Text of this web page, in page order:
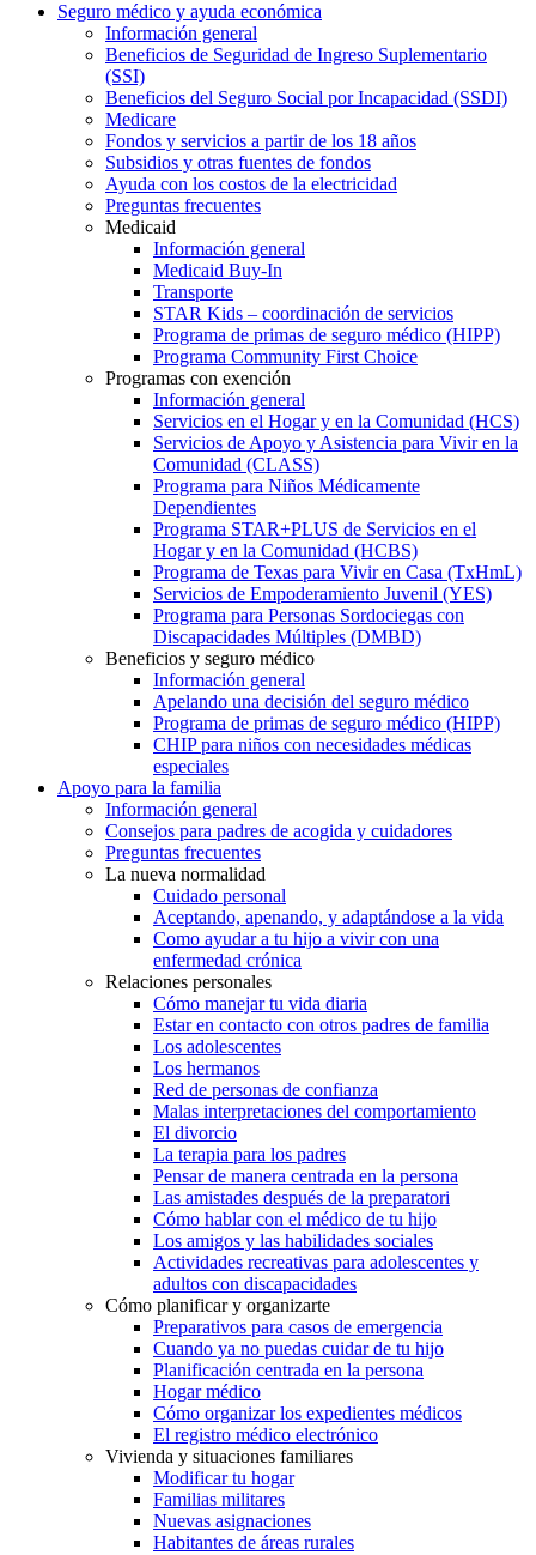
Seguro médico y ayuda económica
Información general
Beneficios de Seguridad de Ingreso Suplementario
(SSI)
Beneficios del Seguro Social por Incapacidad (SSDI)
Medicare
Fondos y servicios a partir de los 18 años
Subsidios y otras fuentes de fondos
Ayuda con los costos de la electricidad
Preguntas frecuentes
Medicaid
Información general
Medicaid Buy-In
Transporte
STAR Kids – coordinación de servicios
Programa de primas de seguro médico (HIPP)
Programa Community First Choice
Programas con exención
Información general
Servicios en el Hogar y en la Comunidad (HCS)
Servicios de Apoyo y Asistencia para Vivir en la
Comunidad (CLASS)
Programa para Niños Médicamente
Dependientes
Programa STAR+PLUS de Servicios en el
Hogar y en la Comunidad (HCBS)
Programa de Texas para Vivir en Casa (TxHmL)
Servicios de Empoderamiento Juvenil (YES)
Programa para Personas Sordociegas con
Discapacidades Múltiples (DMBD)
Beneficios y seguro médico
Información general
Apelando una decisión del seguro médico
Programa de primas de seguro médico (HIPP)
CHIP para niños con necesidades médicas
especiales
Apoyo para la familia
Información general
Consejos para padres de acogida y cuidadores
Preguntas frecuentes
La nueva normalidad
Cuidado personal
Aceptando, apenando, y adaptándose a la vida
Como ayudar a tu hijo a vivir con una
enfermedad crónica
Relaciones personales
Cómo manejar tu vida diaria
Estar en contacto con otros padres de familia
Los adolescentes
Los hermanos
Red de personas de confianza
Malas interpretaciones del comportamiento
El divorcio
La terapia para los padres
Pensar de manera centrada en la persona
Las amistades después de la preparatori
Cómo hablar con el médico de tu hijo
Los amigos y las habilidades sociales
Actividades recreativas para adolescentes y
adultos con discapacidades
Cómo planificar y organizarte
Preparativos para casos de emergencia
Cuando ya no puedas cuidar de tu hijo
Planificación centrada en la persona
Hogar médico
Cómo organizar los expedientes médicos
El registro médico electrónico
Vivienda y situaciones familiares
Modificar tu hogar
Familias militares
Nuevas asignaciones
Habitantes de áreas rurales